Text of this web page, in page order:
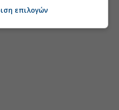
επιλογών